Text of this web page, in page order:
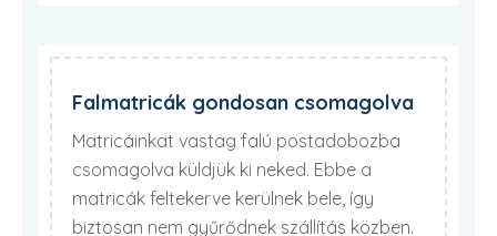
Falmatricák gondosan csomagolva
Matricáinkat vastag falú postadobozba
csomagolva küldjük ki neked. Ebbe a
matricák feltekerve kerülnek bele, így
biztosan nem gyűrődnek szállítás közben.